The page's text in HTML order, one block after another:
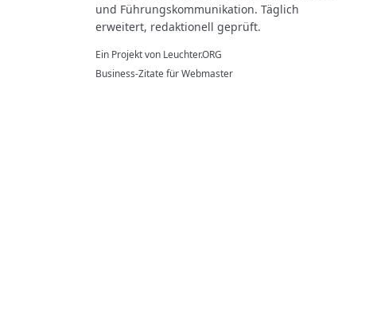
und Führungskommunikation. Täglich
erweitert, redaktionell geprüft.
Ein Projekt von Leuchter.ORG
Business-Zitate für Webmaster